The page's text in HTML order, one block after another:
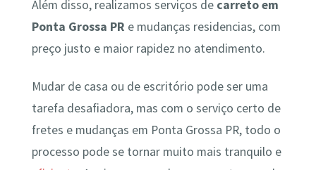
Além disso, realizamos serviços de carreto em
Ponta Grossa PR e mudanças residencias, com
preço justo e maior rapidez no atendimento.
Mudar de casa ou de escritório pode ser uma
tarefa desafiadora, mas com o serviço certo de
fretes e mudanças em Ponta Grossa PR, todo o
processo pode se tornar muito mais tranquilo e